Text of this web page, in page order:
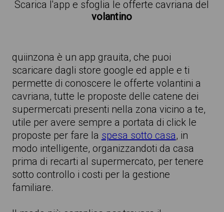
Scarica l'app e sfoglia le offerte cavriana del
volantino
quiinzona è un app grauita, che puoi
scaricare dagli store google ed apple e ti
permette di conoscere le offerte volantini a
cavriana, tutte le proposte delle catene dei
supermercati presenti nella zona vicino a te,
utile per avere sempre a portata di click le
proposte per fare la spesa sotto casa, in
modo intelligente, organizzandoti da casa
prima di recarti al supermercato, per tenere
sotto controllo i costi per la gestione
familiare.